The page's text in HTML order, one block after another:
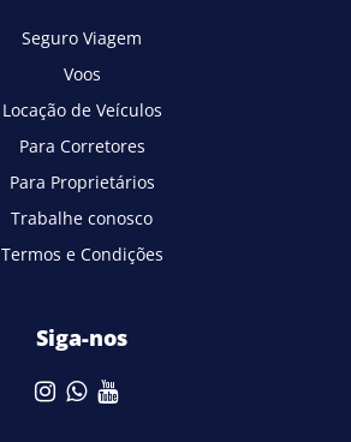
Seguro Viagem
Voos
Locação de Veículos
Para Corretores
Para Proprietários
Trabalhe conosco
Termos e Condições
Siga-nos